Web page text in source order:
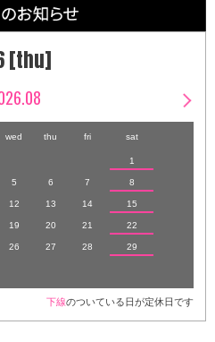
[thu]
wed thu fri sat
1
5 6 7 8
12 13 14 15
19 20 21 22
26 27 28 29
下線のついている日が定休日です